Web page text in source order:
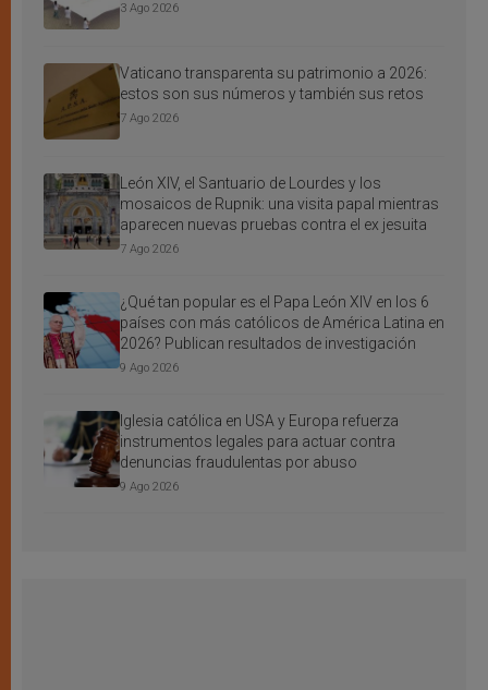
3 Ago 2026
Vaticano transparenta su patrimonio a 2026:
estos son sus números y también sus retos
7 Ago 2026
León XIV, el Santuario de Lourdes y los
mosaicos de Rupnik: una visita papal mientras
aparecen nuevas pruebas contra el ex jesuita
7 Ago 2026
¿Qué tan popular es el Papa León XIV en los 6
países con más católicos de América Latina en
2026? Publican resultados de investigación
9 Ago 2026
Iglesia católica en USA y Europa refuerza
instrumentos legales para actuar contra
denuncias fraudulentas por abuso
9 Ago 2026